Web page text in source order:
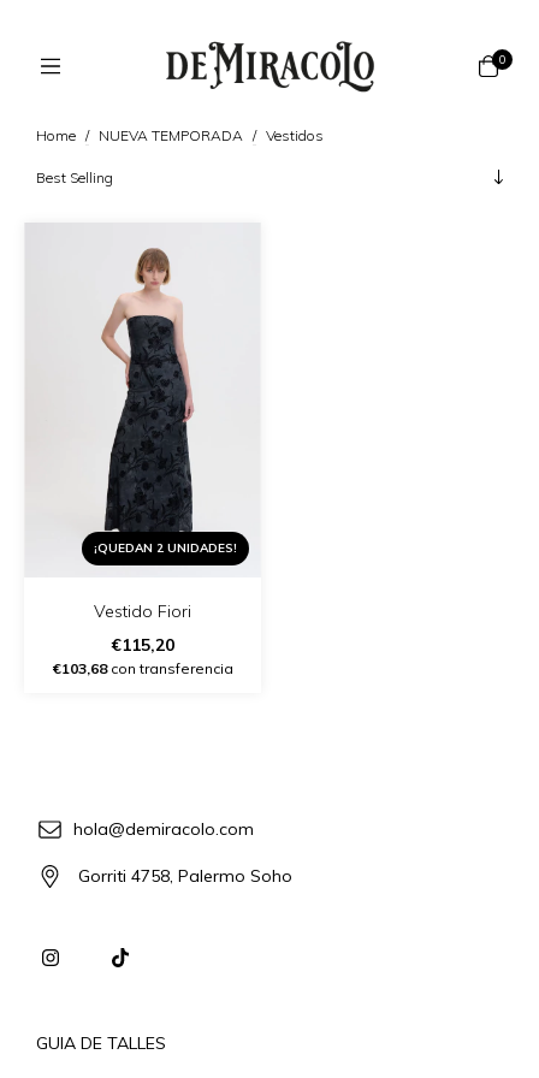
0
Home / NUEVA TEMPORADA / Vestidos
¡QUEDAN 2 UNIDADES!
Vestido Fiori
€115,20
€103,68con transferencia
hola@demiracolo.com
Gorriti 4758, Palermo Soho
GUIA DE TALLES